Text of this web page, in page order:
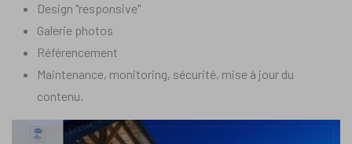
Design "responsive"
Galerie photos
Référencement
Maintenance, monitoring, sécurité, mise à jour du
contenu.